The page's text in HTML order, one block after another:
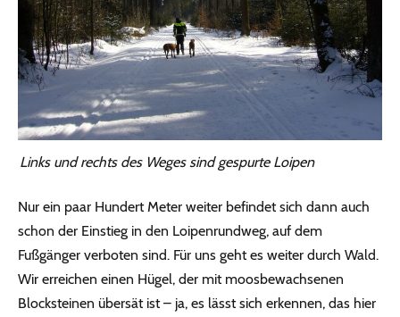
Links und rechts des Weges sind gespurte Loipen
Nur ein paar Hundert Meter weiter befindet sich dann auch
schon der Einstieg in den Loipenrundweg, auf dem
Fußgänger verboten sind. Für uns geht es weiter durch Wald.
Wir erreichen einen Hügel, der mit moosbewachsenen
Blocksteinen übersät ist – ja, es lässt sich erkennen, das hier